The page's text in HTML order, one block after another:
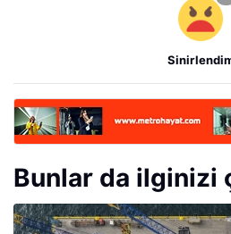
Bunlar da ilginizi